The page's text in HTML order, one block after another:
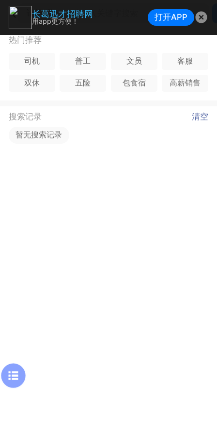
请选择
热门推荐
司机 普工 文员 客服
双休 五险 包食宿 高薪销售
搜索记录 清空
暂无搜索记录
长葛迅才招聘网
用app更方便！ 打开APP